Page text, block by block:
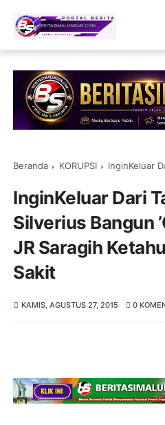
Beranda KORUPSI InginKeluar Dari Tahanan,
InginKeluar Dari
Silverius Bangun
JR Saragih
Sakit
KAMIS, AGUSTUS 27, 2015 0